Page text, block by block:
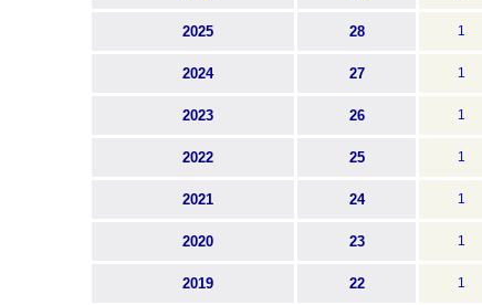
2025 28 1
2024 27 1
2023 26 1
2022 25 1
2021 24 1
2020 23 1
2019 22 1